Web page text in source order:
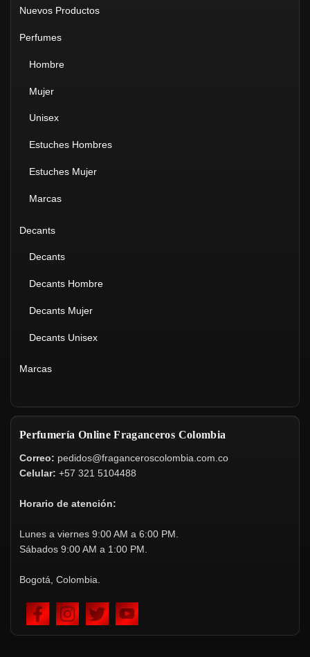
Nuevos Productos
Perfumes
Hombre
Mujer
Unisex
Estuches Hombres
Estuches Mujer
Marcas
Decants
Decants
Decants Hombre
Decants Mujer
Decants Unisex
Marcas
Perfumería Online Fraganceros Colombia
Correo: pedidos@fraganceroscolombia.com.co
Celular: +57 321 5104488
Horario de atención:
Lunes a viernes 9:00 AM a 6:00 PM.
Sábados 9:00 AM a 1:00 PM.
Bogotá, Colombia.